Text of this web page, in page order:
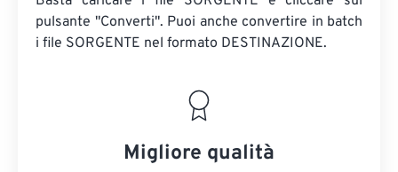
pulsante "Converti". Puoi anche convertire in batch
i file SORGENTE nel formato DESTINAZIONE.
Migliore qualità